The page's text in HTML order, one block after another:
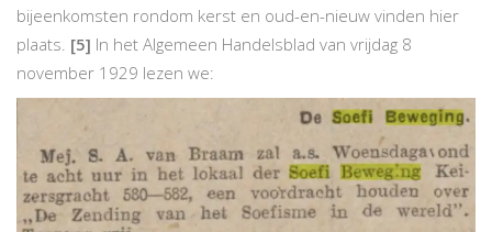
bijeenkomsten rondom kerst en oud-en-nieuw vinden hier
plaats. [5] In het Algemeen Handelsblad van vrijdag 8
november 1929 lezen we: